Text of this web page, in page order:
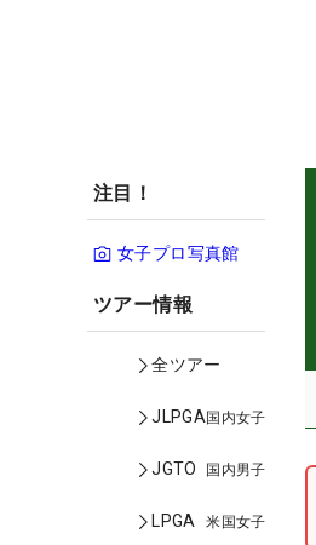
注目！
女子プロ写真館
ツアー情報
全ツアー
JLPGA国内女子
JGTO 国内男子
LPGA 米国女子